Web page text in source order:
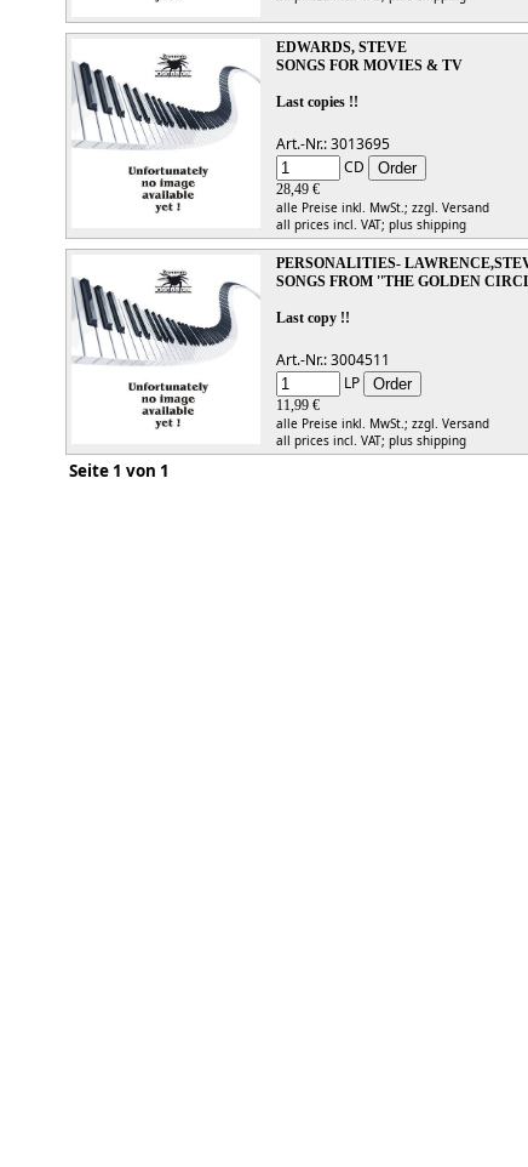
EDWARDS, STEVE
SONGS FOR MOVIES & TV
Last copies !!
Art.-Nr.: 3013695
CD
28,49 €
alle Preise inkl. MwSt.; zzgl. Versand
all prices incl. VAT; plus shipping
PERSONALITIES-
SONGS FROM ''THE GOLDEN
Last copy !!
Art.-Nr.: 3004511
LP
11,99 €
alle Preise inkl. MwSt.; zzgl. Versand
all prices incl. VAT; plus shipping
Seite 1 von 1